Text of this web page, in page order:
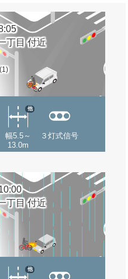
丁目 付近
(1)
幅5.5～
13.0m
他
３灯式信号
丁目 付近
他